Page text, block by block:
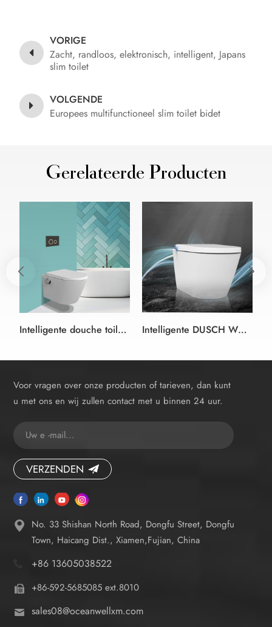
VORIGE
Zacht, randloos, elektronisch, intelligent, Japans
slim toilet
VOLGENDE
Europees multifunctioneel slim toilet bidet
Gerelateerde Producten
Intelligente douche toilet Bidet Zitting wit en kleur zwart-duitse stijl Intelligente DUSCH WC douche bidet Wc-zitting wit bidet wc-bril in randloze Design
Voor vragen over onze producten of tarieven, dan kunt
u met ons en wij zullen contact met u binnen 24 uur.
VERZENDEN
No. 33 Shishan North Road, Dongfu Street, Dongfu
Town, Haicang Dist., Xiamen,Fujian, China
+86 13605038522
+86-592-5685085 ext.8010
sales08@oceanwellxm.com